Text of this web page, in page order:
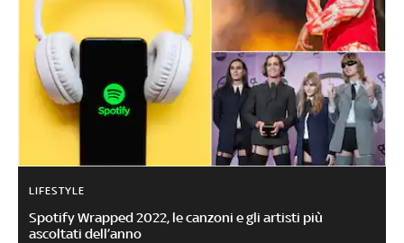
LIFESTYLE
Spotify Wrapped 2022, le canzoni e gli artisti più
ascoltati dell’anno